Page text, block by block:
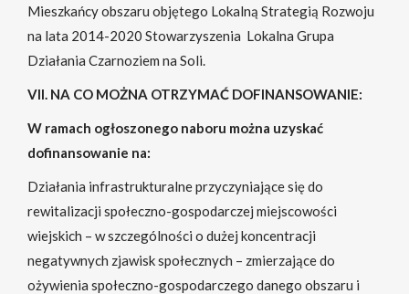
Mieszkańcy obszaru objętego Lokalną Strategią Rozwoju
na lata 2014-2020 Stowarzyszenia Lokalna Grupa
Działania Czarnoziem na Soli.
VII. NA CO MOŻNA OTRZYMAĆ DOFINANSOWANIE:
W ramach ogłoszonego naboru można uzyskać
dofinansowanie na:
Działania infrastrukturalne przyczyniające się do
rewitalizacji społeczno-gospodarczej miejscowości
wiejskich – w szczególności o dużej koncentracji
negatywnych zjawisk społecznych – zmierzające do
ożywienia społeczno-gospodarczego danego obszaru i